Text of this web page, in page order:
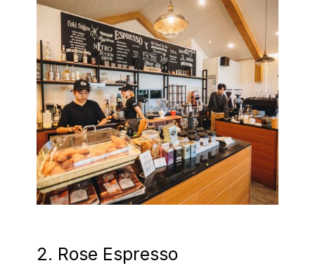
2. Rose Espresso